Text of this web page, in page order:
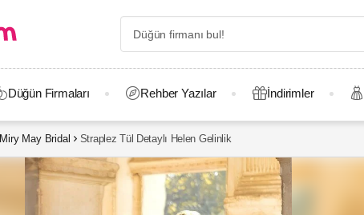
Düğün Firmaları Rehber Yazılar İndirimler
Miry May Bridal Straplez Tül Detaylı Helen Gelinlik